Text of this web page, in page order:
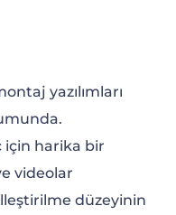
yazılımları
için harika bir
videolar
düzeyinin